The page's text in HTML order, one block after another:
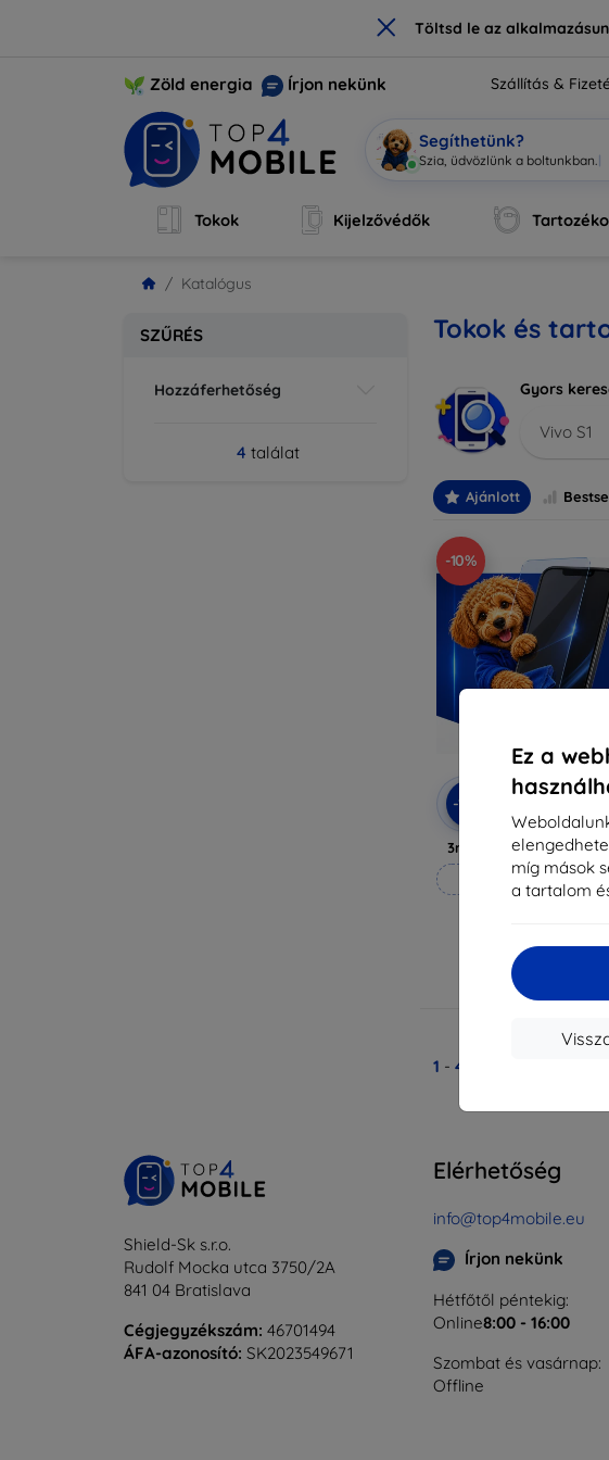
× Töltsd le az
Ez a
míg mások
a tartalom
Zöld energia Írjon nekünk Szállítás &
Segíthetünk?
Szia, üdvözlünk a |
Tokok Kijelzővédők
Katalógus
SZŰRÉS
Hozzáferhetőség
4 találat
Tokok és
Gyors
Vivo S1
Ajánlott
-10%
-10%
Kedvezmény
kuponnal
3mk Anti-Shock
Méretre készítve
5 301 Ft
Raktáron > 5 darab
1 - 4
Shield-Sk s.r.o.
Rudolf Mocka utca 3750/2A
841 04 Bratislava
Cégjegyzékszám: 46701494
ÁFA-azonosító: SK2023549671
Elérhetőség
info@top4mobile.eu
Írjon nekünk
Hétfőtől péntekig:
Online8:00 - 16:00
Szombat és vasárnap:
Offline